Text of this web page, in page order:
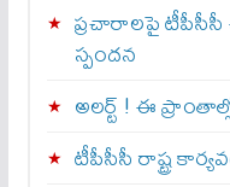
ప్రచారాలపై
స్పందన
అల‌ర్ట్ ! ఈ
టీపీసీసీ రాష్ట్ర